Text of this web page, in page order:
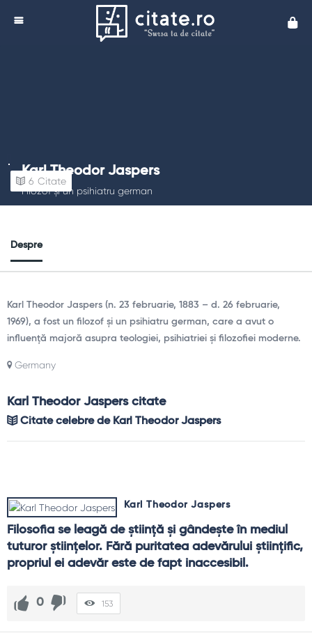
Karl Theodor Jaspers
Filozof și un psihiatru german
6 Citate
Despre
Karl Theodor Jaspers (n. 23 februarie, 1883 – d. 26 februarie,
1969), a fost un filozof și un psihiatru german, care a avut o
influență majoră asupra teologiei, psihiatriei și filozofiei moderne.
Germany
Karl Theodor Jaspers citate
Citate celebre de Karl Theodor Jaspers
Karl Theodor Jaspers
Filosofia se leagă de ştiinţă şi gândeşte în mediul
tuturor ştiinţelor. Fără puritatea adevărului ştiinţific,
propriul ei adevăr este de fapt inaccesibil.
0 153